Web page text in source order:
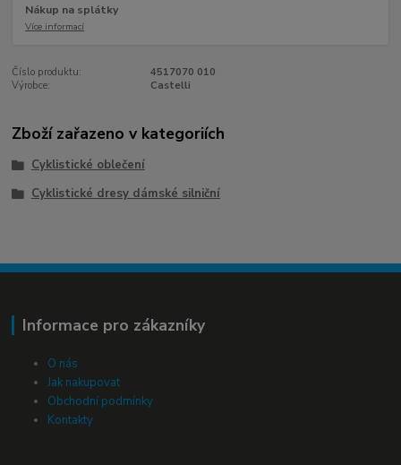
Nákup na splátky
Více informací
Číslo produktu:
4517070 010
Výrobce:
Castelli
Zboží zařazeno v kategoriích
Cyklistické oblečení
Cyklistické dresy dámské silniční
Informace pro zákazníky
O nás
Jak nakupovat
Obchodní podmínky
Kontakty